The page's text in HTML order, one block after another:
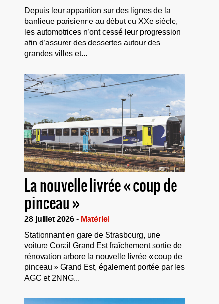
Depuis leur apparition sur des lignes de la
banlieue parisienne au début du XXe siècle,
les automotrices n’ont cessé leur progression
afin d’assurer des dessertes autour des
grandes villes et...
La nouvelle livrée « coup de
pinceau »
28 juillet 2026 - Matériel
Stationnant en gare de Strasbourg, une
voiture Corail Grand Est fraîchement sortie de
rénovation arbore la nouvelle livrée « coup de
pinceau » Grand Est, également portée par les
AGC et 2NNG...